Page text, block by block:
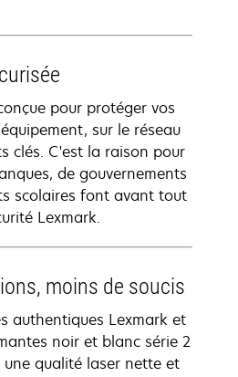
pour protéger vos
sur le réseau
clés. C'est la raison pour
de gouvernements
scolaires font avant tout
Lexmark.
moins de soucis
authentiques Lexmark et
noir et blanc série 2
qualité laser nette et